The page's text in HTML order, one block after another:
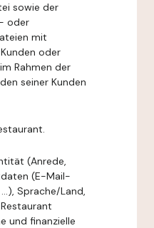
sowie der
oder
mit
oder
Rahmen der
seiner Kunden
(Anrede,
(E-Mail-
Sprache/Land,
und finanzielle